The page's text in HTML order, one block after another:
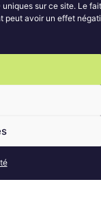
sur ce site. Le fait
peut avoir un effet